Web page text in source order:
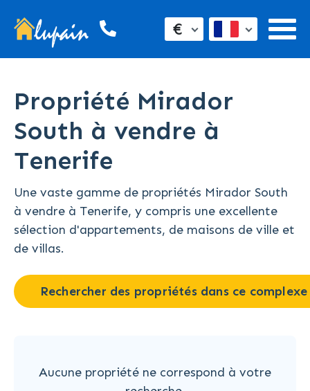
€
Propriété Mirador
South à vendre à
Tenerife
Une vaste gamme de propriétés Mirador South
à vendre à Tenerife, y compris une excellente
sélection d'appartements, de maisons de ville et
de villas.
Rechercher des propriétés dans ce complexe
Aucune propriété ne correspond à votre